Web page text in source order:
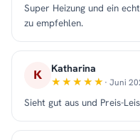
Super Heizung und ein
zu empfehlen.
K Katharina
· Juni
Sieht gut aus und Preis-